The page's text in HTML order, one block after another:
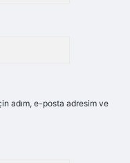
adım, e-posta adresim ve